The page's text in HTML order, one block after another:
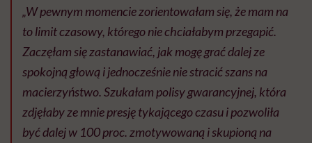
„W pewnym momencie zorientowałam się, że mam na
to limit czasowy, którego nie chciałabym przegapić.
Zaczęłam się zastanawiać, jak mogę grać dalej ze
spokojną głową i jednocześnie nie stracić szans na
macierzyństwo. Szukałam polisy gwarancyjnej, która
zdjęłaby ze mnie presję tykającego czasu i pozwoliła
być dalej w 100 proc. zmotywowaną i skupioną na